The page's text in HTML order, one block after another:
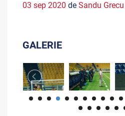
03 sep 2020 de Sandu Grecu
GALERIE